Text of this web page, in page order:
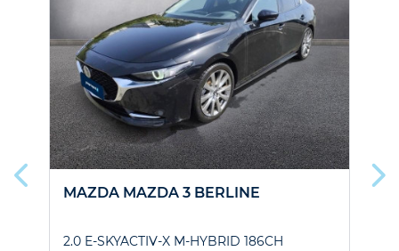
MAZDA MAZDA 3 BERLINE
2.0 E-SKYACTIV-X M-HYBRID 186CH